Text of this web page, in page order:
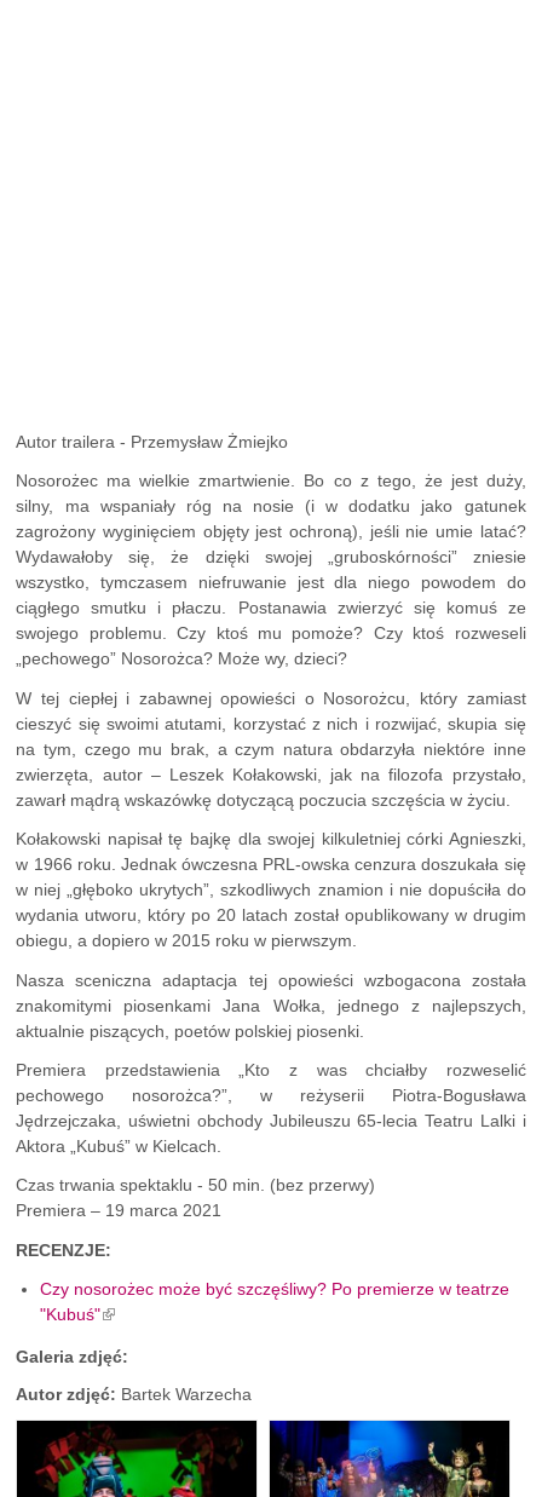
Autor trailera - Przemysław Żmiejko
Nosorożec ma wielkie zmartwienie. Bo co z tego, że jest duży,
silny, ma wspaniały róg na nosie (i w dodatku jako gatunek
zagrożony wyginięciem objęty jest ochroną), jeśli nie umie latać?
Wydawałoby się, że dzięki swojej „gruboskórności” zniesie
wszystko, tymczasem niefruwanie jest dla niego powodem do
ciągłego smutku i płaczu. Postanawia zwierzyć się komuś ze
swojego problemu. Czy ktoś mu pomoże? Czy ktoś rozweseli
„pechowego” Nosorożca? Może wy, dzieci?
W tej ciepłej i zabawnej opowieści o Nosorożcu, który zamiast
cieszyć się swoimi atutami, korzystać z nich i rozwijać, skupia się
na tym, czego mu brak, a czym natura obdarzyła niektóre inne
zwierzęta, autor – Leszek Kołakowski, jak na filozofa przystało,
zawarł mądrą wskazówkę dotyczącą poczucia szczęścia w życiu.
Kołakowski napisał tę bajkę dla swojej kilkuletniej córki Agnieszki,
w 1966 roku. Jednak ówczesna PRL-owska cenzura doszukała się
w niej „głęboko ukrytych”, szkodliwych znamion i nie dopuściła do
wydania utworu, który po 20 latach został opublikowany w drugim
obiegu, a dopiero w 2015 roku w pierwszym.
Nasza sceniczna adaptacja tej opowieści wzbogacona została
znakomitymi piosenkami Jana Wołka, jednego z najlepszych,
aktualnie piszących, poetów polskiej piosenki.
Premiera przedstawienia „Kto z was chciałby rozweselić
pechowego nosorożca?”, w reżyserii Piotra-Bogusława
Jędrzejczaka, uświetni obchody Jubileuszu 65-lecia Teatru Lalki i
Aktora „Kubuś” w Kielcach.
Czas trwania spektaklu - 50 min. (bez przerwy)
Premiera – 19 marca 2021
RECENZJE:
Czy nosorożec może być szczęśliwy? Po premierze w teatrze
"Kubuś"
Galeria zdjęć:
Autor zdjęć: Bartek Warzecha